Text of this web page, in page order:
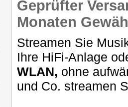
Geprüfter
Monaten
Streamen Sie
Ihre HiFi-Anlage
WLAN, ohne
und Co. streamen